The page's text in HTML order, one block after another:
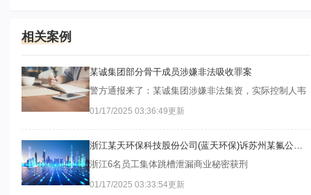
相关案例
某诚集团部分骨干成员涉嫌非法吸收罪案
警方通报来了：某诚集团涉嫌非法集资，实际控制人韦
某已被采取刑事强制措施
01/17/2025 03:36:49更新
浙江某天环保科技股份公司(蓝天环保)诉苏州某氟公司
浙江6名员工集体跳槽泄漏商业秘密获刑
01/17/2025 03:33:54更新